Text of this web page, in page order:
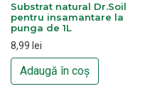
Substrat natural Dr.Soil
pentru insamantare la
punga de 1L
8,99 lei
Adaugă în coș